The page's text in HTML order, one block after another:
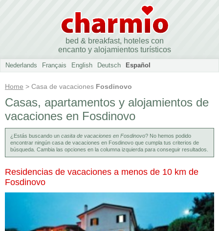
bed & breakfast, hoteles con
encanto y alojamientos turísticos
Nederlands Français English Deutsch Español
Home > Casa de vacaciones Fosdinovo
Casas, apartamentos y alojamientos de
vacaciones en Fosdinovo
¿Estás buscando un casita de vacaciones en Fosdinovo? No hemos podido
encontrar ningún casa de vacaciones en Fosdinovo que cumpla tus criterios de
búsqueda. Cambia las opciones en la columna izquierda para conseguir resultados.
Residencias de vacaciones a menos de 10 km de
Fosdinovo